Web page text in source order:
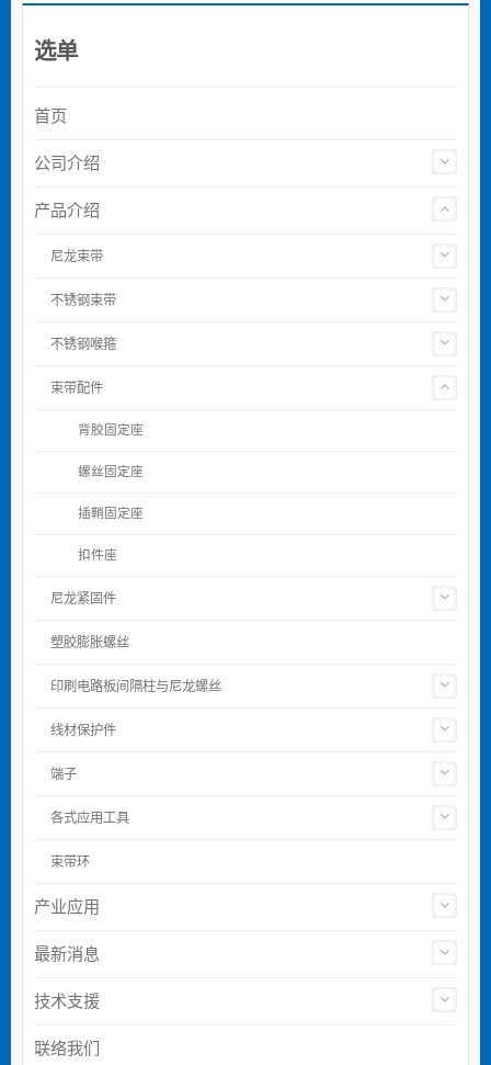
选单
首页
公司介绍
产品介绍
尼龙束带
不锈钢束带
不锈钢喉箍
束带配件
背胶固定座
螺丝固定座
插鞘固定座
扣件座
尼龙紧固件
塑胶膨胀螺丝
印刷电路板间隔柱与尼龙螺丝
线材保护件
端子
各式应用工具
束带环
产业应用
最新消息
技术支援
联络我们